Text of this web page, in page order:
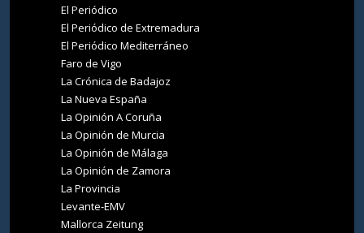
El Periódico
El Periódico de Extremadura
El Periódico Mediterráneo
Faro de Vigo
La Crónica de Badajoz
La Nueva España
La Opinión A Coruña
La Opinión de Murcia
La Opinión de Málaga
La Opinión de Zamora
La Provincia
Levante-EMV
Mallorca Zeitung